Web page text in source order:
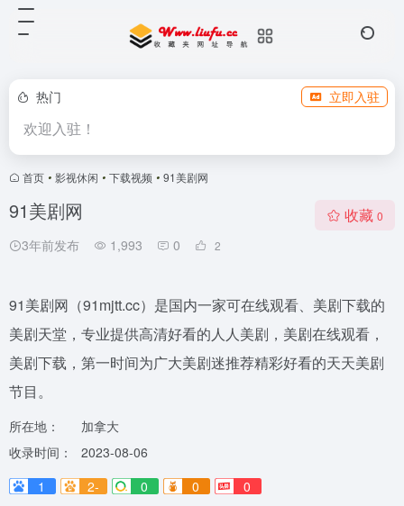
热门 立即入驻
欢迎入驻！
首页 • 影视休闲 • 下载视频 • 91美剧网
91美剧网
3年前发布 1,993 0 2
收藏 0
91美剧网（91mjtt.cc）是国内一家可在线观看、美剧下载的
美剧天堂，专业提供高清好看的人人美剧，美剧在线观看，
美剧下载，第一时间为广大美剧迷推荐精彩好看的天天美剧
节目。
所在地：
加拿大
收录时间：
2023-08-06
1
2- 0 0 0